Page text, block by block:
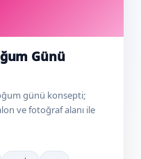
Günü
günü konsepti;
ve fotoğraf alanı ile